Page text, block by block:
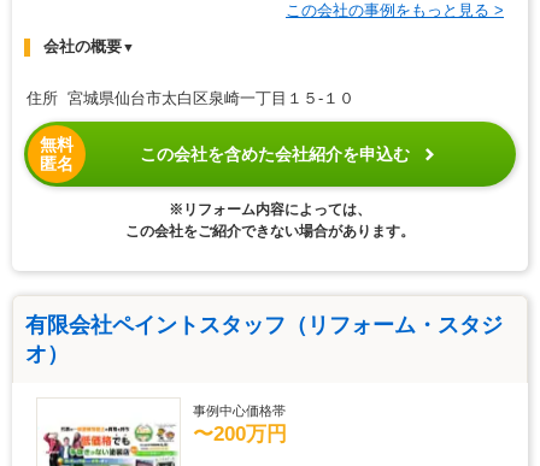
この会社の事例をもっと見る >
会社の概要▼
住所 宮城県仙台市太白区泉崎一丁目１５-１０
無料
匿名
この会社を含めた会社紹介を申込む
※リフォーム内容によっては、
この会社をご紹介できない場合があります。
有限会社ペイントスタッフ（リフォーム・スタジ
オ）
事例中心価格帯
〜200万円